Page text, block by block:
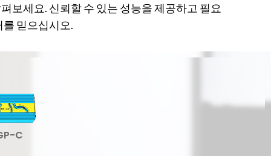
보세요. 신뢰할 수 있는 성능을 제공하고 필요
를 믿으십시오.
C